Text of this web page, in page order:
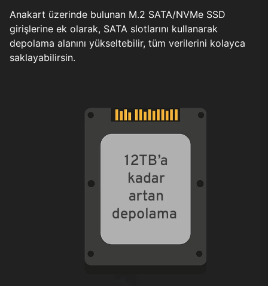
Anakart üzerinde bulunan M.2 SATA/NVMe SSD
girişlerine ek olarak, SATA slotlarını kullanarak
depolama alanını yükseltebilir, tüm verilerini kolayca
saklayabilirsin.